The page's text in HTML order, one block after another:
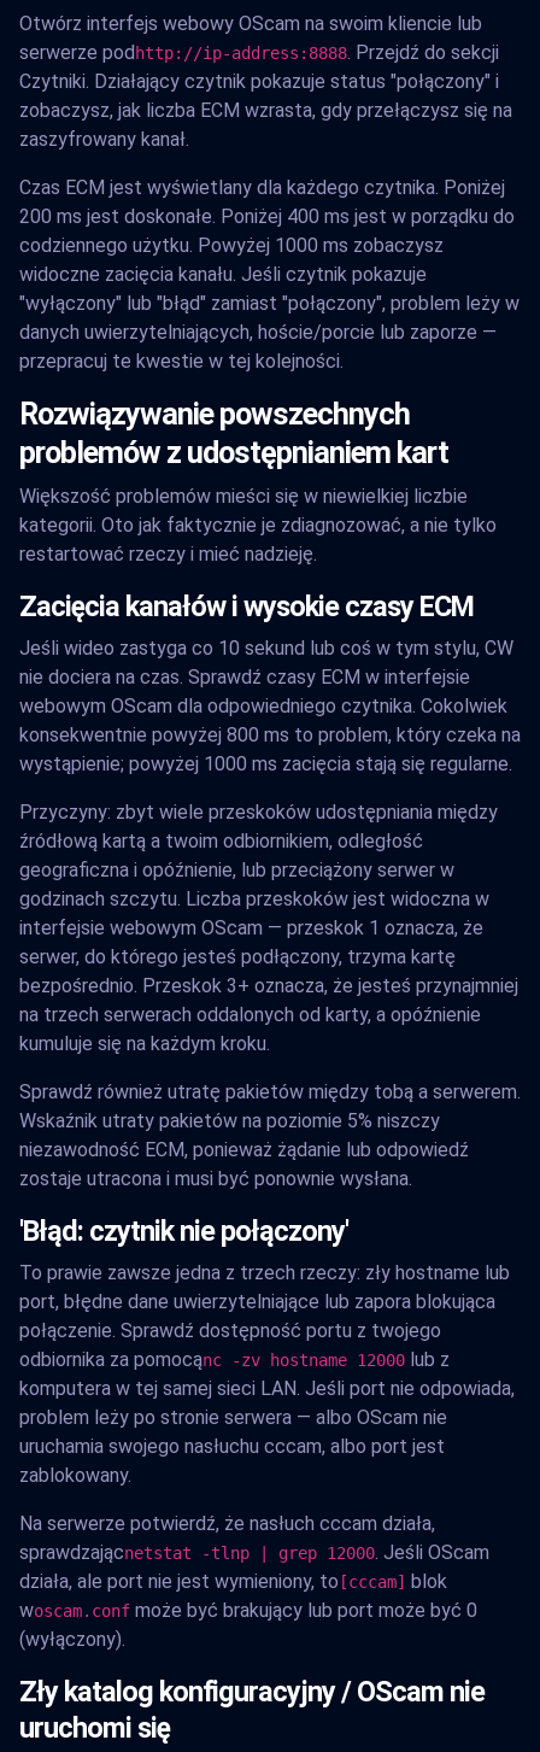
Otwórz interfejs webowy OScam na swoim kliencie lub
serwerze podhttp://ip-address:8888. Przejdź do sekcji
Czytniki. Działający czytnik pokazuje status "połączony" i
zobaczysz, jak liczba ECM wzrasta, gdy przełączysz się na
zaszyfrowany kanał.
Czas ECM jest wyświetlany dla każdego czytnika. Poniżej
200 ms jest doskonałe. Poniżej 400 ms jest w porządku do
codziennego użytku. Powyżej 1000 ms zobaczysz
widoczne zacięcia kanału. Jeśli czytnik pokazuje
"wyłączony" lub "błąd" zamiast "połączony", problem leży w
danych uwierzytelniających, hoście/porcie lub zaporze —
przepracuj te kwestie w tej kolejności.
Rozwiązywanie powszechnych
problemów z udostępnianiem kart
Większość problemów mieści się w niewielkiej liczbie
kategorii. Oto jak faktycznie je zdiagnozować, a nie tylko
restartować rzeczy i mieć nadzieję.
Zacięcia kanałów i wysokie czasy ECM
Jeśli wideo zastyga co 10 sekund lub coś w tym stylu, CW
nie dociera na czas. Sprawdź czasy ECM w interfejsie
webowym OScam dla odpowiedniego czytnika. Cokolwiek
konsekwentnie powyżej 800 ms to problem, który czeka na
wystąpienie; powyżej 1000 ms zacięcia stają się regularne.
Przyczyny: zbyt wiele przeskoków udostępniania między
źródłową kartą a twoim odbiornikiem, odległość
geograficzna i opóźnienie, lub przeciążony serwer w
godzinach szczytu. Liczba przeskoków jest widoczna w
interfejsie webowym OScam — przeskok 1 oznacza, że
serwer, do którego jesteś podłączony, trzyma kartę
bezpośrednio. Przeskok 3+ oznacza, że jesteś przynajmniej
na trzech serwerach oddalonych od karty, a opóźnienie
kumuluje się na każdym kroku.
Sprawdź również utratę pakietów między tobą a serwerem.
Wskaźnik utraty pakietów na poziomie 5% niszczy
niezawodność ECM, ponieważ żądanie lub odpowiedź
zostaje utracona i musi być ponownie wysłana.
'Błąd: czytnik nie połączony'
To prawie zawsze jedna z trzech rzeczy: zły hostname lub
port, błędne dane uwierzytelniające lub zapora blokująca
połączenie. Sprawdź dostępność portu z twojego
odbiornika za pomocąnc -zv hostname 12000 lub z
komputera w tej samej sieci LAN. Jeśli port nie odpowiada,
problem leży po stronie serwera — albo OScam nie
uruchamia swojego nasłuchu cccam, albo port jest
zablokowany.
Na serwerze potwierdź, że nasłuch cccam działa,
sprawdzającnetstat -tlnp | grep 12000. Jeśli OScam
działa, ale port nie jest wymieniony, to [cccam] blok
woscam.conf może być brakujący lub port może być 0
(wyłączony).
Zły katalog konfiguracyjny / OScam nie
uruchomi się